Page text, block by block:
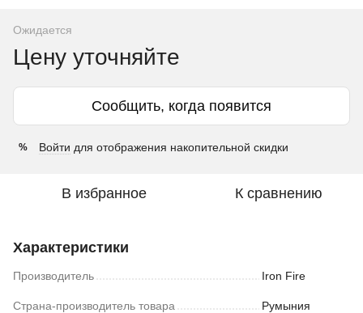
Ожидается
Цену уточняйте
Сообщить, когда появится
% Войти для отображения накопительной скидки
В избранное К сравнению
Характеристики
Производитель Iron Fire
Страна-производитель товара Румыния